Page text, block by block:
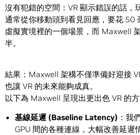
沒有犯錯的空間：VR 顯示錯誤的話，
通常從你移動頭到看見回應，要花 50
虛擬實境裡的一個場景，而 Maxwell
半。
結果：Maxwell 架構不僅準備好迎接
也讓 VR 的未來能夠成真。
以下為 Maxwell 呈現出更出色 VR 的方
基線延遲 (Baseline Latency) ：我
GPU 間的各種連線，大幅改善延遲